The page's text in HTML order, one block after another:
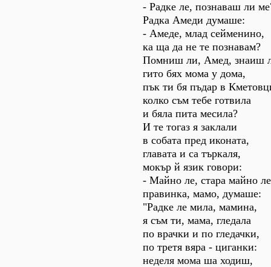
- Радке ле, познаваш ли
Радка Амеди думаше:
- Амеде, млад сейменино,
ка ща да не те познавам?
Помниш ли, Амед, знаиш
гито бях мома у дома,
пък ти бя пъдар в
колко съм тебе готвила
и бяла пита месила?
И те тогаз я заклали
в собата пред иконата,
главата и са търкаля,
мокър й язик говори:
- Майно ле, стара майно
правинка, мамо, думаше:
"Радке ле мила, мамина,
я съм ти, мама, гледала
по врачки и по гледачки,
по третя вяра - циганки:
неделя мома ша ходиш,